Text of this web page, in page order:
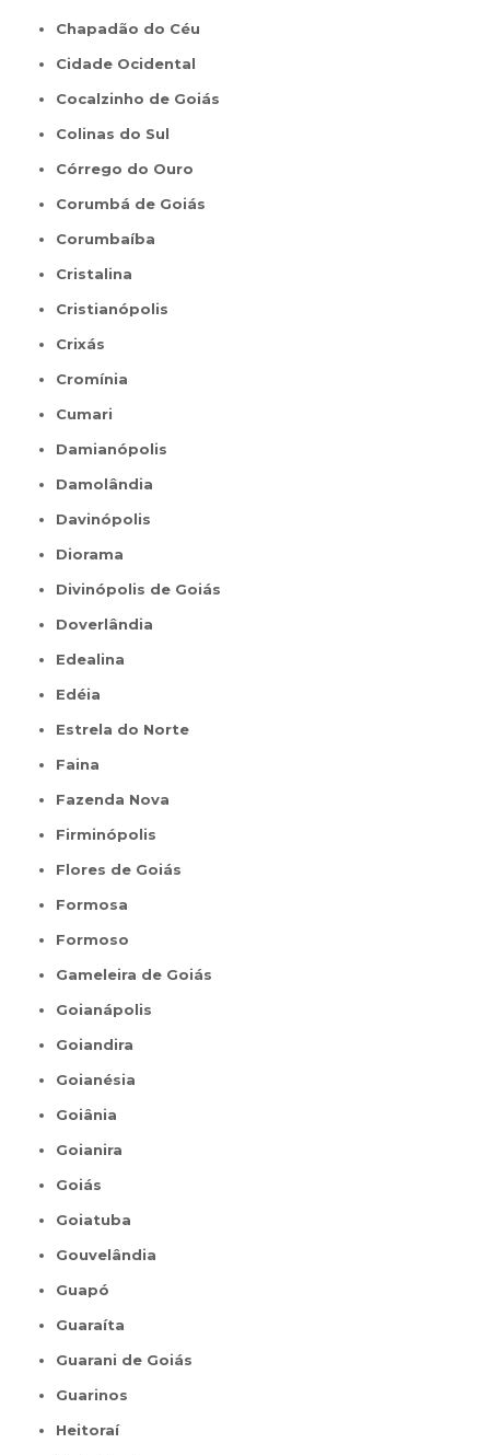
Chapadão do Céu
Cidade Ocidental
Cocalzinho de Goiás
Colinas do Sul
Córrego do Ouro
Corumbá de Goiás
Corumbaíba
Cristalina
Cristianópolis
Crixás
Cromínia
Cumari
Damianópolis
Damolândia
Davinópolis
Diorama
Divinópolis de Goiás
Doverlândia
Edealina
Edéia
Estrela do Norte
Faina
Fazenda Nova
Firminópolis
Flores de Goiás
Formosa
Formoso
Gameleira de Goiás
Goianápolis
Goiandira
Goianésia
Goiânia
Goianira
Goiás
Goiatuba
Gouvelândia
Guapó
Guaraíta
Guarani de Goiás
Guarinos
Heitoraí